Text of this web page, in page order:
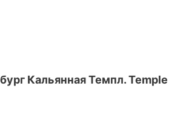
Кальянная Темпл. Temple